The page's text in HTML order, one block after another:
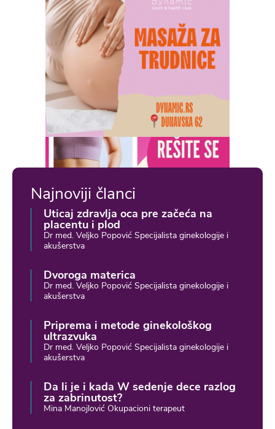
Najnoviji članci
Uticaj zdravlja oca pre začeća na
placentu i plod
Dr med. Veljko Popović Specijalista ginekologije i
akušerstva
Dvoroga materica
Dr med. Veljko Popović Specijalista ginekologije i
akušerstva
Priprema i metode ginekološkog
ultrazvuka
Dr med. Veljko Popović Specijalista ginekologije i
akušerstva
Da li je i kada W sedenje dece razlog
za zabrinutost?
Mina Manojlović Okupacioni terapeut